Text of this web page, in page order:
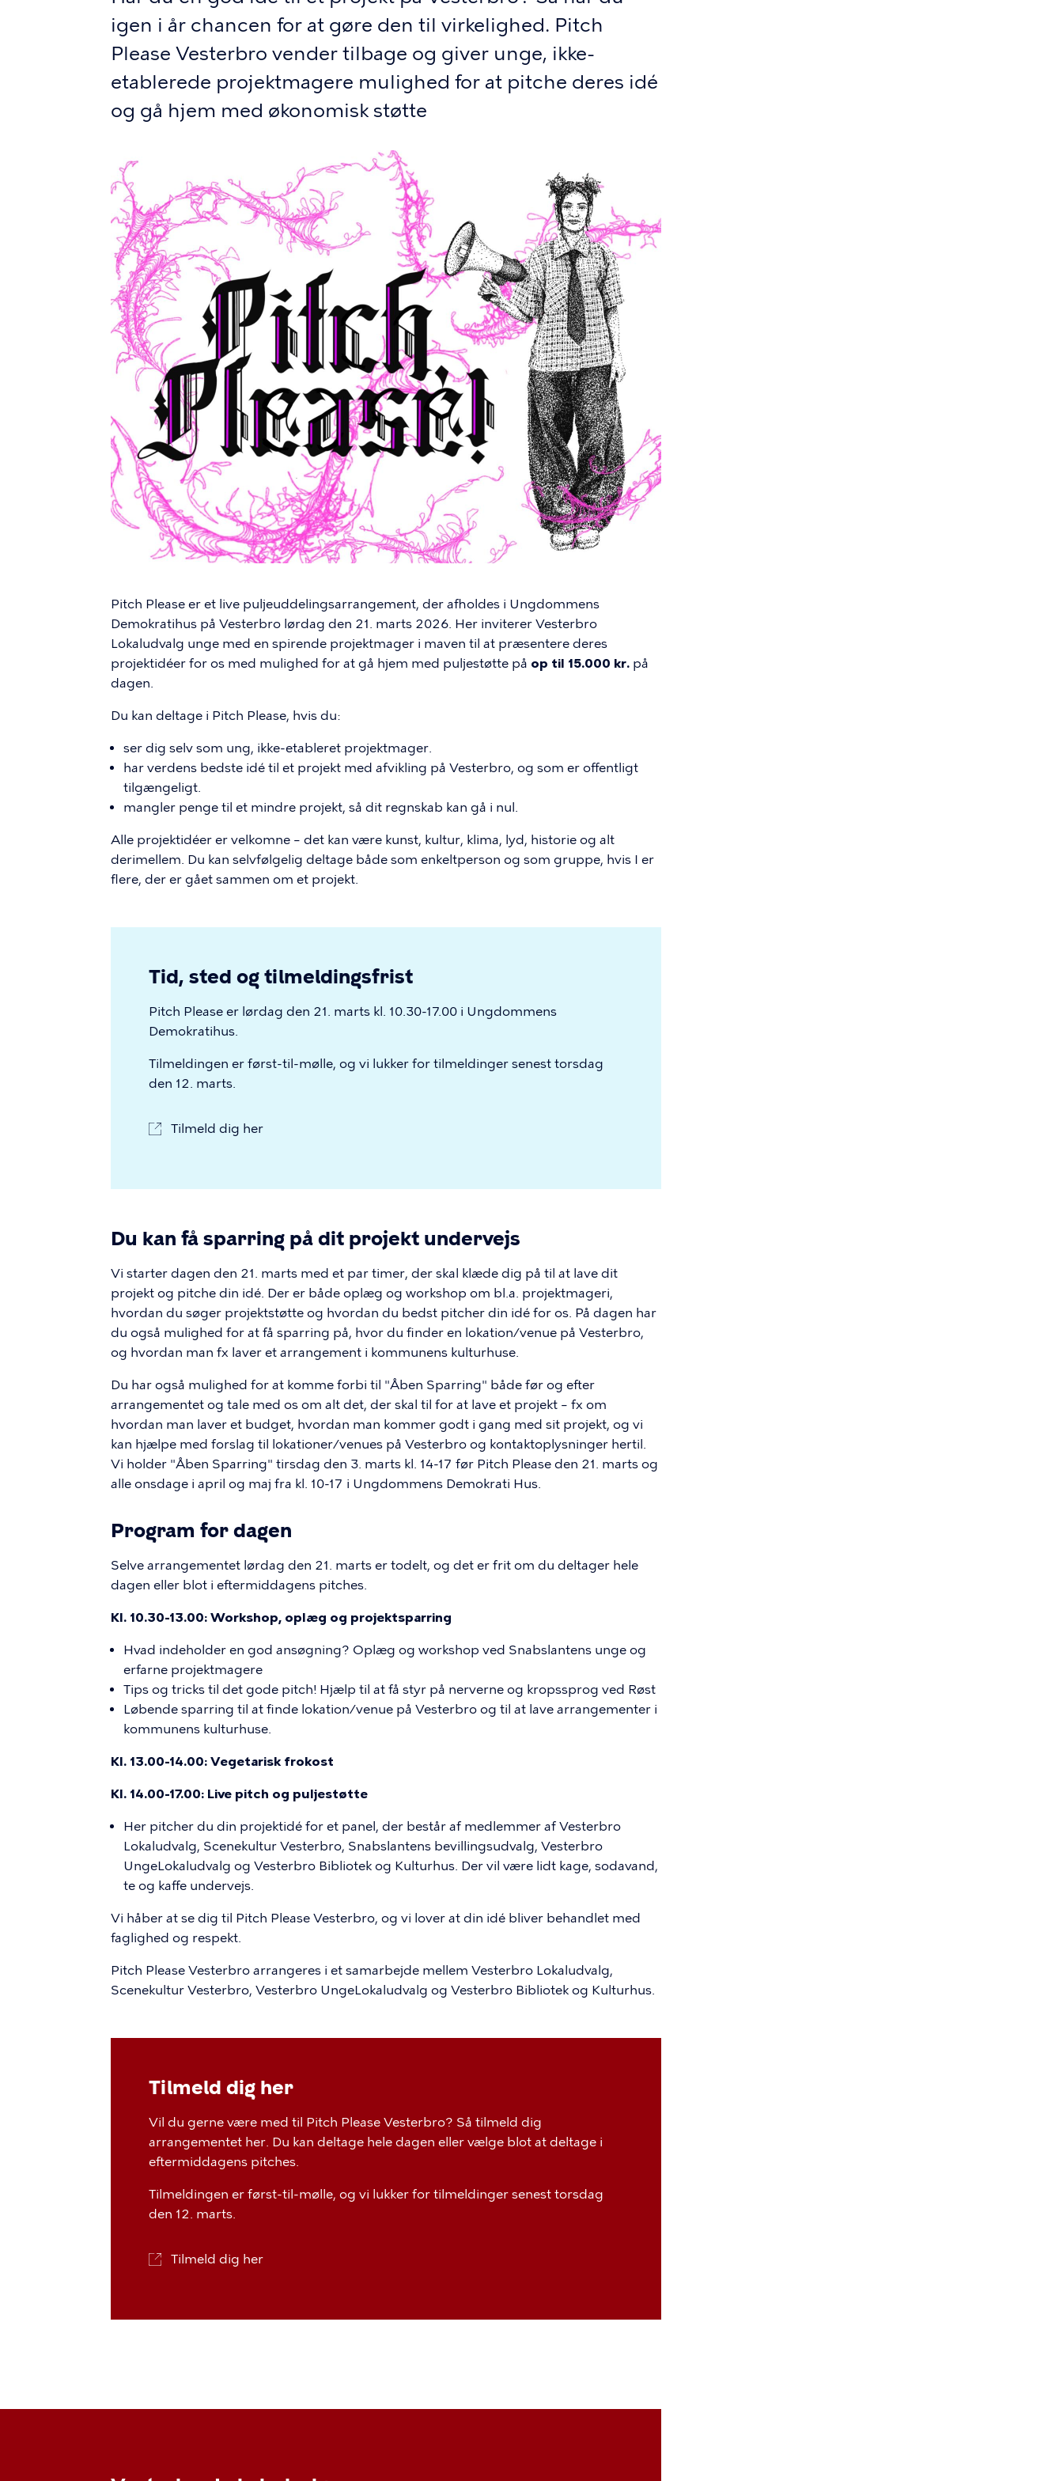
igen i år chancen for at gøre den til virkelighed. Pitch
Please Vesterbro vender tilbage og giver unge, ikke-
etablerede projektmagere mulighed for at pitche deres idé
og gå hjem med økonomisk støtte
Pitch Please er et live puljeuddelingsarrangement, der afholdes i Ungdommens
Demokratihus på Vesterbro lørdag den 21. marts 2026. Her inviterer Vesterbro
Lokaludvalg unge med en spirende projektmager i maven til at præsentere deres
projektidéer for os med mulighed for at gå hjem med puljestøtte på op til 15.000 kr. på
dagen.
Du kan deltage i Pitch Please, hvis du:
ser dig selv som ung, ikke-etableret projektmager.
har verdens bedste idé til et projekt med afvikling på Vesterbro, og som er offentligt
tilgængeligt.
mangler penge til et mindre projekt, så dit regnskab kan gå i nul.
Alle projektidéer er velkomne – det kan være kunst, kultur, klima, lyd, historie og alt
derimellem. Du kan selvfølgelig deltage både som enkeltperson og som gruppe, hvis I er
flere, der er gået sammen om et projekt.
Tid, sted og tilmeldingsfrist
Pitch Please er lørdag den 21. marts kl. 10.30-17.00 i Ungdommens
Demokratihus.
Tilmeldingen er først-til-mølle, og vi lukker for tilmeldinger senest torsdag
den 12. marts.
Tilmeld dig her
Du kan få sparring på dit projekt undervejs
Vi starter dagen den 21. marts med et par timer, der skal klæde dig på til at lave dit
projekt og pitche din idé. Der er både oplæg og workshop om bl.a. projektmageri,
hvordan du søger projektstøtte og hvordan du bedst pitcher din idé for os. På dagen har
du også mulighed for at få sparring på, hvor du finder en lokation/venue på Vesterbro,
og hvordan man fx laver et arrangement i kommunens kulturhuse.
Du har også mulighed for at komme forbi til "Åben Sparring" både før og efter
arrangementet og tale med os om alt det, der skal til for at lave et projekt – fx om
hvordan man laver et budget, hvordan man kommer godt i gang med sit projekt, og vi
kan hjælpe med forslag til lokationer/venues på Vesterbro og kontaktoplysninger hertil.
Vi holder "Åben Sparring" tirsdag den 3. marts kl. 14-17 før Pitch Please den 21. marts og
alle onsdage i april og maj fra kl. 10-17 i Ungdommens Demokrati Hus.
Program for dagen
Selve arrangementet lørdag den 21. marts er todelt, og det er frit om du deltager hele
dagen eller blot i eftermiddagens pitches.
Kl. 10.30-13.00: Workshop, oplæg og projektsparring
Hvad indeholder en god ansøgning? Oplæg og workshop ved Snabslantens unge og
erfarne projektmagere
Tips og tricks til det gode pitch! Hjælp til at få styr på nerverne og kropssprog ved Røst
Løbende sparring til at finde lokation/venue på Vesterbro og til at lave arrangementer i
kommunens kulturhuse.
Kl. 13.00-14.00: Vegetarisk frokost
Kl. 14.00-17.00: Live pitch og puljestøtte
Her pitcher du din projektidé for et panel, der består af medlemmer af Vesterbro
Lokaludvalg, Scenekultur Vesterbro, Snabslantens bevillingsudvalg, Vesterbro
UngeLokaludvalg og Vesterbro Bibliotek og Kulturhus. Der vil være lidt kage, sodavand,
te og kaffe undervejs.
Vi håber at se dig til Pitch Please Vesterbro, og vi lover at din idé bliver behandlet med
faglighed og respekt.
Pitch Please Vesterbro arrangeres i et samarbejde mellem Vesterbro Lokaludvalg,
Scenekultur Vesterbro, Vesterbro UngeLokaludvalg og Vesterbro Bibliotek og Kulturhus.
Tilmeld dig her
Vil du gerne være med til Pitch Please Vesterbro? Så tilmeld dig
arrangementet her. Du kan deltage hele dagen eller vælge blot at deltage i
eftermiddagens pitches.
Tilmeldingen er først-til-mølle, og vi lukker for tilmeldinger senest torsdag
den 12. marts.
Tilmeld dig her